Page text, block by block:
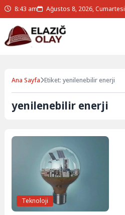
8:43 am Ağustos 8, 2026, Cumartesi
Ana Sayfa Etiket: yenilenebilir enerji
yenilenebilir enerji
Teknoloji